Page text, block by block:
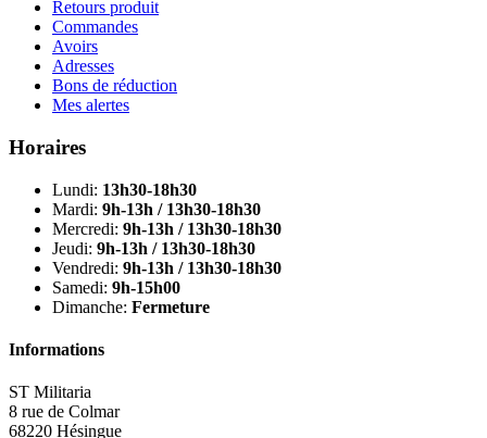
Retours produit
Commandes
Avoirs
Adresses
Bons de réduction
Mes alertes
Horaires
Lundi: 13h30-18h30
Mardi: 9h-13h / 13h30-18h30
Mercredi: 9h-13h / 13h30-18h30
Jeudi: 9h-13h / 13h30-18h30
Vendredi: 9h-13h / 13h30-18h30
Samedi: 9h-15h00
Dimanche: Fermeture
Informations
ST Militaria
8 rue de Colmar
68220 Hésingue